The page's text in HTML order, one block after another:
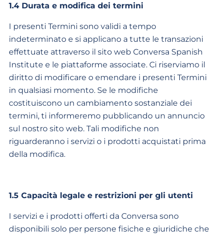
1.4 Durata e modifica dei termini
I presenti Termini sono validi a tempo
indeterminato e si applicano a tutte le transazioni
effettuate attraverso il sito web Conversa Spanish
Institute e le piattaforme associate. Ci riserviamo il
diritto di modificare o emendare i presenti Termini
in qualsiasi momento. Se le modifiche
costituiscono un cambiamento sostanziale dei
termini, ti informeremo pubblicando un annuncio
sul nostro sito web. Tali modifiche non
riguarderanno i servizi o i prodotti acquistati prima
della modifica.
1.5 Capacità legale e restrizioni per gli utenti
I servizi e i prodotti offerti da Conversa sono
disponibili solo per persone fisiche e giuridiche che